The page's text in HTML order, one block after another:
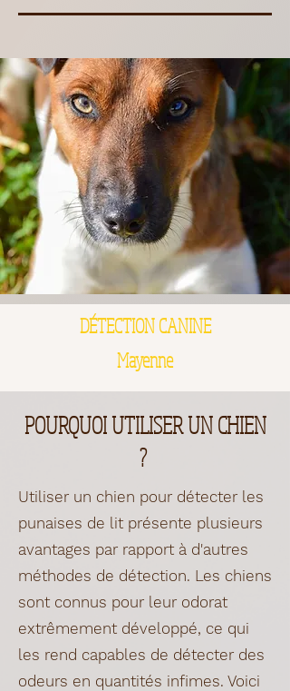
DÉTECTION CANINE
Mayenne
POURQUOI UTILISER UN CHIEN
?
Utiliser un chien pour détecter les
punaises de lit présente plusieurs
avantages par rapport à d'autres
méthodes de détection. Les chiens
sont connus pour leur odorat
extrêmement développé, ce qui
les rend capables de détecter des
odeurs en quantités infimes. Voici